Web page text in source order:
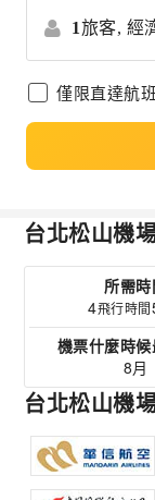
1旅客, 經
僅限直達航班
台北松山機
所需時
4飛行時間
機票什麼時候
8月
台北松山機